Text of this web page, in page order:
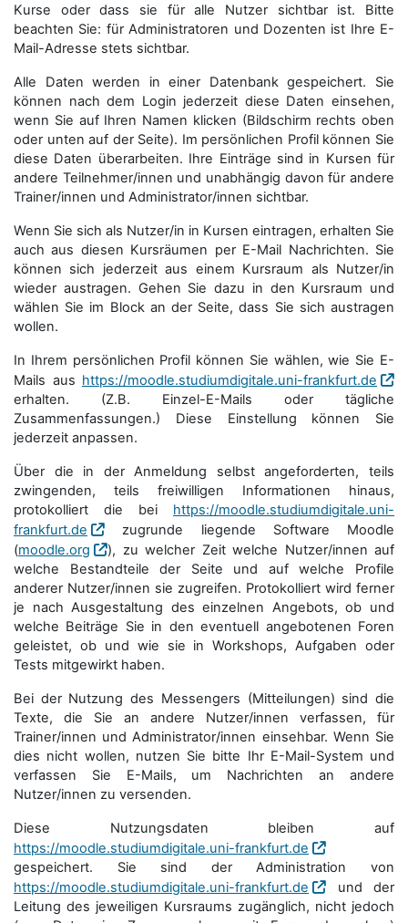
Kurse oder dass sie für alle Nutzer sichtbar ist. Bitte
beachten Sie: für Administratoren und Dozenten ist Ihre E-
Mail-Adresse stets sichtbar.
Alle Daten werden in einer Datenbank gespeichert. Sie
können nach dem Login jederzeit diese Daten einsehen,
wenn Sie auf Ihren Namen klicken (Bildschirm rechts oben
oder unten auf der Seite). Im persönlichen Profil können Sie
diese Daten überarbeiten. Ihre Einträge sind in Kursen für
andere Teilnehmer/innen und unabhängig davon für andere
Trainer/innen und Administrator/innen sichtbar.
Wenn Sie sich als Nutzer/in in Kursen eintragen, erhalten Sie
auch aus diesen Kursräumen per E-Mail Nachrichten. Sie
können sich jederzeit aus einem Kursraum als Nutzer/in
wieder austragen. Gehen Sie dazu in den Kursraum und
wählen Sie im Block an der Seite, dass Sie sich austragen
wollen.
In Ihrem persönlichen Profil können Sie wählen, wie Sie E-
Mails aus https://moodle.studiumdigitale.uni-frankfurt.de
erhalten. (Z.B. Einzel-E-Mails oder tägliche
Zusammenfassungen.) Diese Einstellung können Sie
jederzeit anpassen.
Über die in der Anmeldung selbst angeforderten, teils
zwingenden, teils freiwilligen Informationen hinaus,
protokolliert die bei https://moodle.studiumdigitale.uni-
frankfurt.de
zugrunde liegende Software Moodle
(moodle.org
), zu welcher Zeit welche Nutzer/innen auf
welche Bestandteile der Seite und auf welche Profile
anderer Nutzer/innen sie zugreifen. Protokolliert wird ferner
je nach Ausgestaltung des einzelnen Angebots, ob und
welche Beiträge Sie in den eventuell angebotenen Foren
geleistet, ob und wie sie in Workshops, Aufgaben oder
Tests mitgewirkt haben.
Bei der Nutzung des Messengers (Mitteilungen) sind die
Texte, die Sie an andere Nutzer/innen verfassen, für
Trainer/innen und Administrator/innen einsehbar. Wenn Sie
dies nicht wollen, nutzen Sie bitte Ihr E-Mail-System und
verfassen Sie E-Mails, um Nachrichten an andere
Nutzer/innen zu versenden.
Diese Nutzungsdaten bleiben auf
https://moodle.studiumdigitale.uni-frankfurt.de
gespeichert. Sie sind der Administration von
https://moodle.studiumdigitale.uni-frankfurt.de
und der
Leitung des jeweiligen Kursraums zugänglich, nicht jedoch